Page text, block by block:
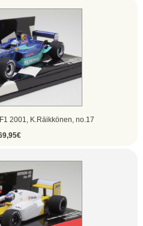
2001, K.Räikkönen, no.17